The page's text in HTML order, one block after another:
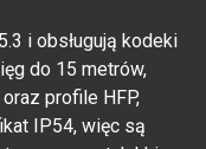
i obsługują kodeki
do 15 metrów,
profile HFP,
IP54, więc są